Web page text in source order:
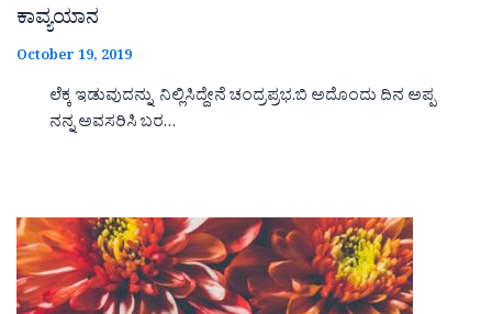
ಕಾವ್ಯಯಾನ
October 19, 2019
ಲೆಕ್ಕ ಇಡುವುದನ್ನು ನಿಲ್ಲಿಸಿದ್ದೇನೆ ಚಂದ್ರಪ್ರಭ.ಬಿ ಅದೊಂದು ದಿನ ಅಪ್ಪ
ನನ್ನ ಅವಸರಿಸಿ ಬರ…